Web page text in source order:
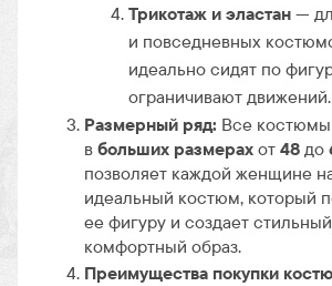
Трикотаж и эластан—
и повседневных
идеально сидят по
ограничивают движений.
Размерный ряд: Все
вбольших размерахот48до
позволяет каждой женщине
идеальный костюм, который
ее фигуру и создает
комфортный образ.
Преимущества покупки